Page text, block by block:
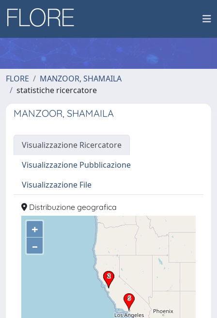
FLORE
MANZOOR, SHAMAILA
statistiche ricercatore
MANZOOR, SHAMAILA
Visualizzazione Ricercatore
Visualizzazione Pubblicazione
Visualizzazione File
Distribuzione geografica
+
–